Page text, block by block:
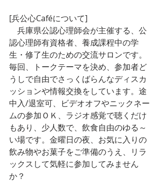
[兵公心Caféについて]
兵庫県公認心理師会が主催する、公
認心理師有資格者、養成課程中の学
生・修了生のための交流サロンです。
毎回、トークテーマを決め、参加者ど
うしで自由でさっくばらんなディスカ
ッションや情報交換をしています。途
中入/退室可、ビデオオフやニックネー
ムの参加ＯＫ、ラジオ感覚で聴くだけ
もあり、少人数で、飲食自由のゆる～
い場です。金曜日の夜、お気に入りの
飲み物やお菓子をご準備のうえ、リラ
ックスして気軽に参加してみません
か？